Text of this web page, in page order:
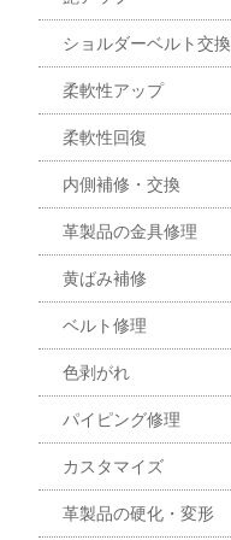
ショルダーベルト交換
柔軟性アップ
柔軟性回復
内側補修・交換
革製品の金具修理
黄ばみ補修
ベルト修理
色剥がれ
パイピング修理
カスタマイズ
革製品の硬化・変形